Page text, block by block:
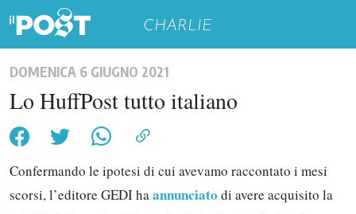
CHARLIE
DOMENICA 6 GIUGNO 2021
Lo HuffPost tutto italiano
Confermando le ipotesi di cui avevamo raccontato i mesi
scorsi, l’editore GEDI haannunciato di avere acquisito la